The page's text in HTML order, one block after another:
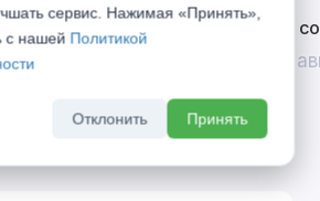
Дополнительная
двери при
Divilux
До 31
сервис. Нажимая «Принять»,
с нашей Политикой
Отклонить Принять